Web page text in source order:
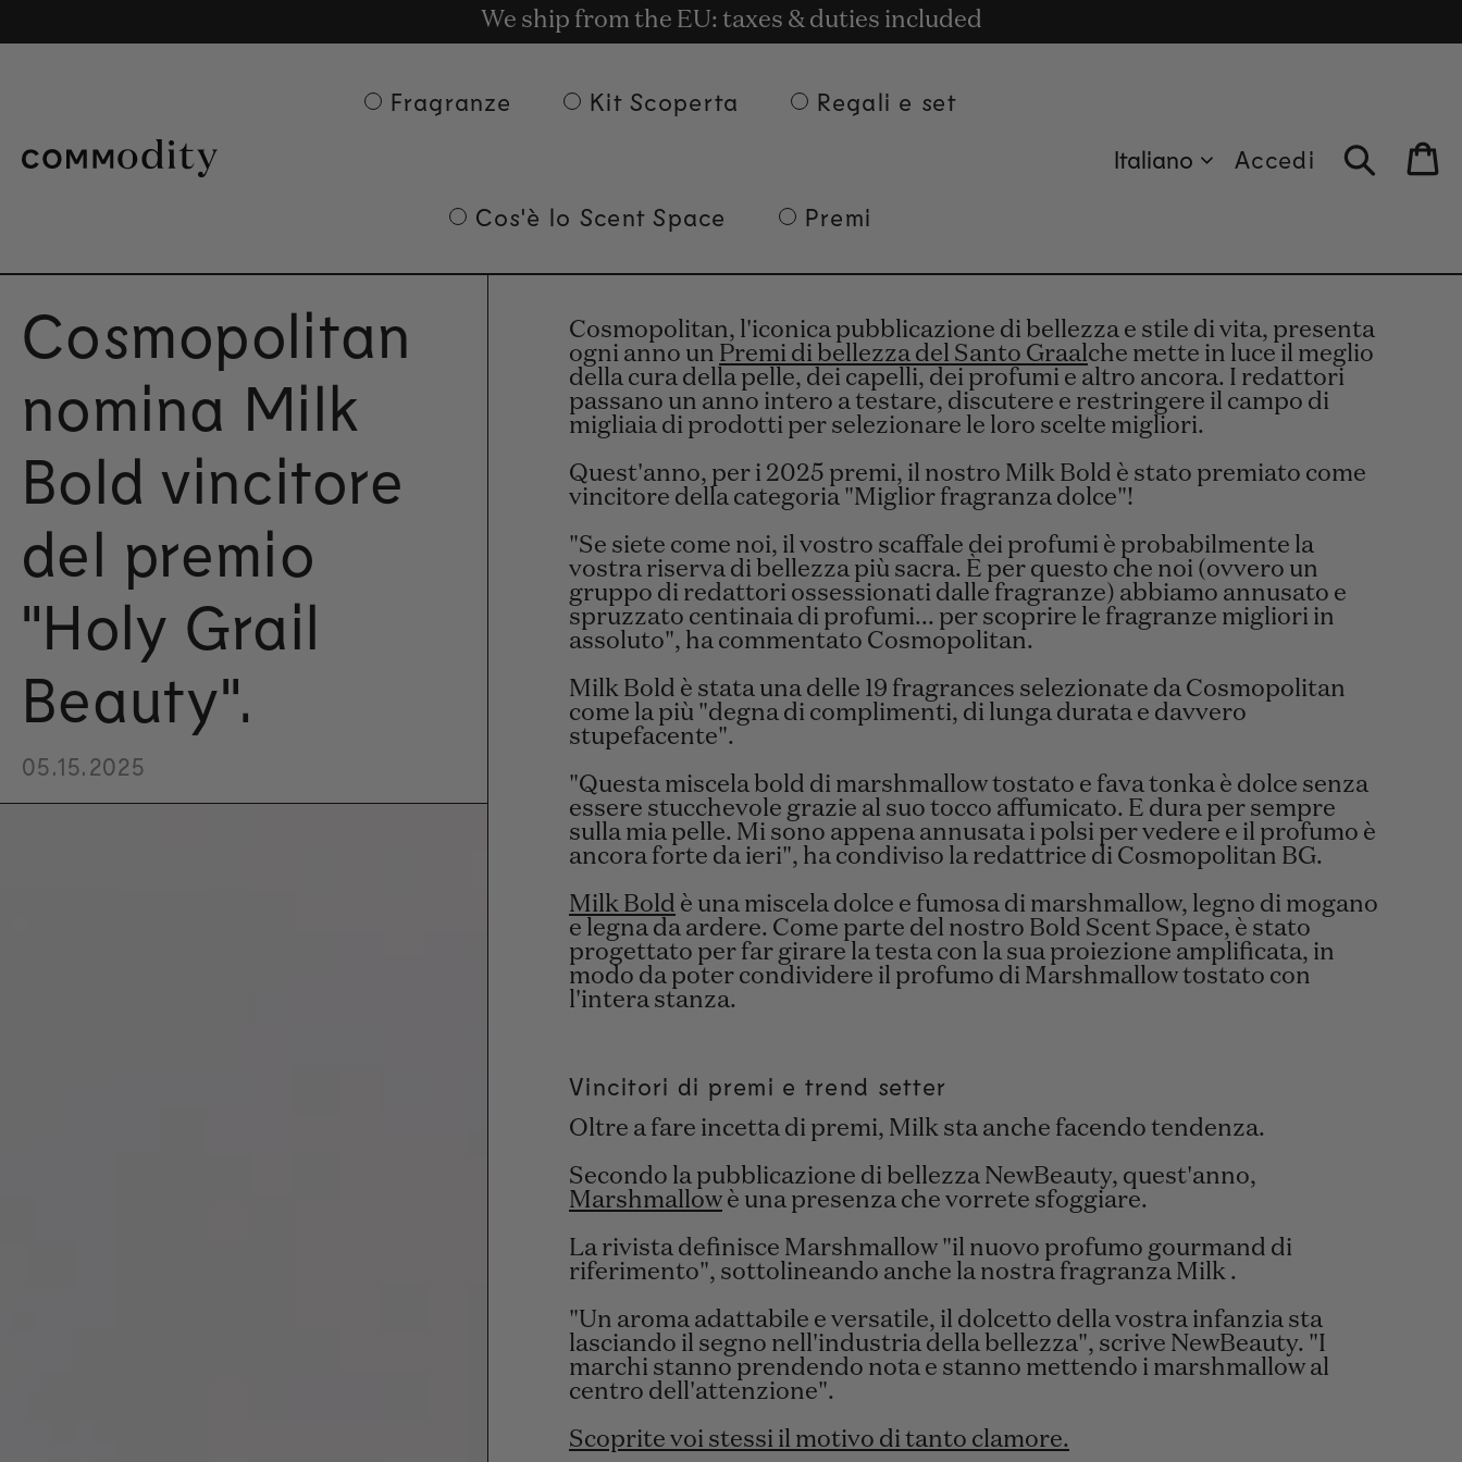
Consegna gratuita per ordini superiori a 135€.
We ship from the EU: taxes & duties included
Get rewards for shopping with Commodity.Circle
Fragranze Kit Scoperta Regali e set
Cos'è lo Scent Space Premi
Italiano Accedi Bag
Cosmopolitan
nomina Milk
Bold vincitore
del premio
"Holy Grail
Beauty".
05.15.2025
Cosmopolitan, l'iconica pubblicazione di bellezza e stile di vita, presenta
ogni anno un Premi di bellezza del Santo Graalche mette in luce il meglio
della cura della pelle, dei capelli, dei profumi e altro ancora. I redattori
passano un anno intero a testare, discutere e restringere il campo di
migliaia di prodotti per selezionare le loro scelte migliori.
Quest'anno, per i 2025 premi, il nostro Milk Bold è stato premiato come
vincitore della categoria "Miglior fragranza dolce"!
"Se siete come noi, il vostro scaffale dei profumi è probabilmente la
vostra riserva di bellezza più sacra. È per questo che noi (ovvero un
gruppo di redattori ossessionati dalle fragranze) abbiamo annusato e
spruzzato centinaia di profumi... per scoprire le fragranze migliori in
assoluto", ha commentato Cosmopolitan.
Milk Bold è stata una delle 19 fragrances selezionate da Cosmopolitan
come la più "degna di complimenti, di lunga durata e davvero
stupefacente".
"Questa miscela bold di marshmallow tostato e fava tonka è dolce senza
essere stucchevole grazie al suo tocco affumicato. E dura per sempre
sulla mia pelle. Mi sono appena annusata i polsi per vedere e il profumo è
ancora forte da ieri", ha condiviso la redattrice di Cosmopolitan BG.
Milk Bold è una miscela dolce e fumosa di marshmallow, legno di mogano
e legna da ardere. Come parte del nostro Bold Scent Space, è stato
progettato per far girare la testa con la sua proiezione amplificata, in
modo da poter condividere il profumo di Marshmallow tostato con
l'intera stanza.
Vincitori di premi e trend setter
Oltre a fare incetta di premi, Milk sta anche facendo tendenza.
Secondo la pubblicazione di bellezza NewBeauty, quest'anno,
Marshmallow è una presenza che vorrete sfoggiare.
La rivista definisce Marshmallow "il nuovo profumo gourmand di
riferimento", sottolineando anche la nostra fragranza Milk .
"Un aroma adattabile e versatile, il dolcetto della vostra infanzia sta
lasciando il segno nell'industria della bellezza", scrive NewBeauty. "I
marchi stanno prendendo nota e stanno mettendo i marshmallow al
centro dell'attenzione".
Scoprite voi stessi il motivo di tanto clamore.